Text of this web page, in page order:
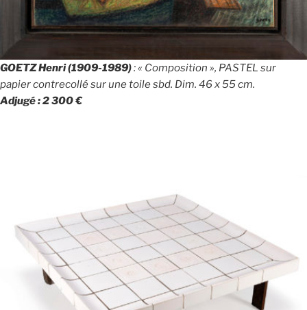
GOETZ Henri (1909-1989): « Composition », PASTEL sur
papier contrecollé sur une toile sbd. Dim. 46 x 55 cm.
Adjugé : 2 300 €